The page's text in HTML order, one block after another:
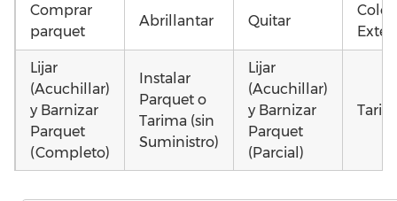
Comprar
parquet
Abrillantar Quitar
Lijar
(Acuchillar)
y Barnizar
Parquet
(Completo)
Instalar
Parquet o
Tarima (sin
Suministro)
Lijar
(Acuchillar)
y Barnizar
Parquet
(Parcial)